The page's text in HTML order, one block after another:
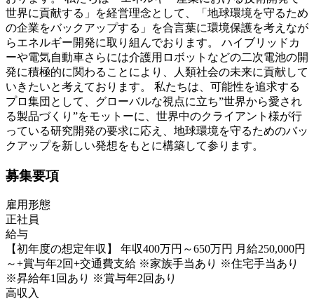
世界に貢献する」を経営理念として、「地球環境を守るため
の企業をバックアップする」を合言葉に環境保護を考えなが
らエネルギー開発に取り組んでおります。 ハイブリッドカ
ーや電気自動車さらには介護用ロボットなどの二次電池の開
発に積極的に関わることにより、人類社会の未来に貢献して
いきたいと考えております。 私たちは、可能性を追求する
プロ集団として、グローバルな視点に立ち”世界から愛され
る製品づくり”をモットーに、世界中のクライアント様が行
っている研究開発の要求に応え、地球環境を守るためのバッ
クアップを新しい発想をもとに構築して参ります。
募集要項
雇用形態
正社員
給与
【初年度の想定年収】 年収400万円～650万円 月給250,000円
～+賞与年2回+交通費支給 ※家族手当あり ※住宅手当あり
※昇給年1回あり ※賞与年2回あり
高収入